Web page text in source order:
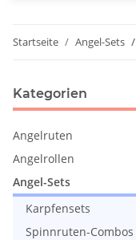
Startseite Angel-Sets
Kategorien
Angelruten
Angelrollen
Angel-Sets
Karpfensets
Spinnruten-Combos